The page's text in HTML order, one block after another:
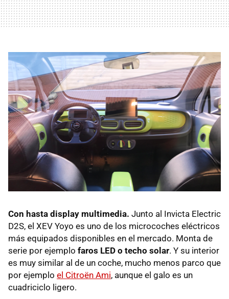
Con hasta display multimedia. Junto al Invicta Electric
D2S, el XEV Yoyo es uno de los microcoches eléctricos
más equipados disponibles en el mercado. Monta de
serie por ejemplo faros LED o techo solar. Y su interior
es muy similar al de un coche, mucho menos parco que
por ejemplo el Citroën Ami, aunque el galo es un
cuadriciclo ligero.